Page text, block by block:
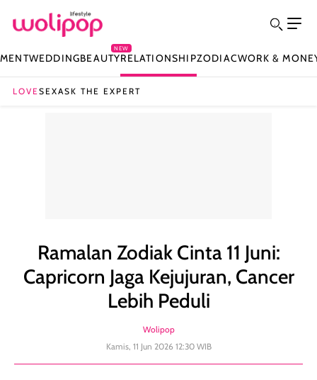
WEDDINGBEAUTY
NEW
RELATIONSHIPZODIACWORK &
LOVESEXASK THE EXPERT
Ramalan Zodiak Cinta 11 Juni:
Capricorn Jaga Kejujuran, Cancer
Lebih Peduli
Wolipop
Kamis, 11 Jun 2026 12:30 WIB